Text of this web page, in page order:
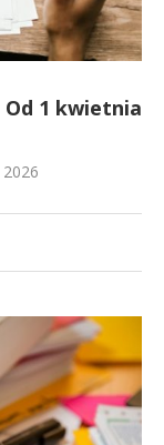
Od 1 kwietnia